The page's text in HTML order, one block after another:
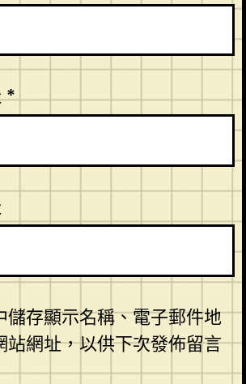
*
儲存顯示名稱、電子郵件地
站網址，以供下次發佈留言